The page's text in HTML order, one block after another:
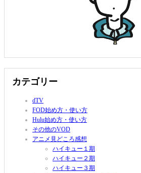
カテゴリー
dTV
FOD始め方・使い方
Hulu始め方・使い方
その他のVOD
アニメ見どころ感想
ハイキュー１期
ハイキュー２期
ハイキュー３期